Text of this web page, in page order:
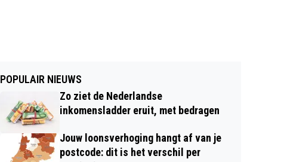
POPULAIR NIEUWS
Zo ziet de Nederlandse
inkomensladder eruit, met bedragen
Jouw loonsverhoging hangt af van je
postcode: dit is het verschil per